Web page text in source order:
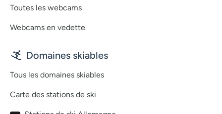
Toutes les webcams
Webcams en vedette
Domaines skiables
Tous les domaines skiables
Carte des stations de ski